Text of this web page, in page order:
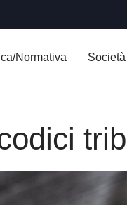
Normativa Società